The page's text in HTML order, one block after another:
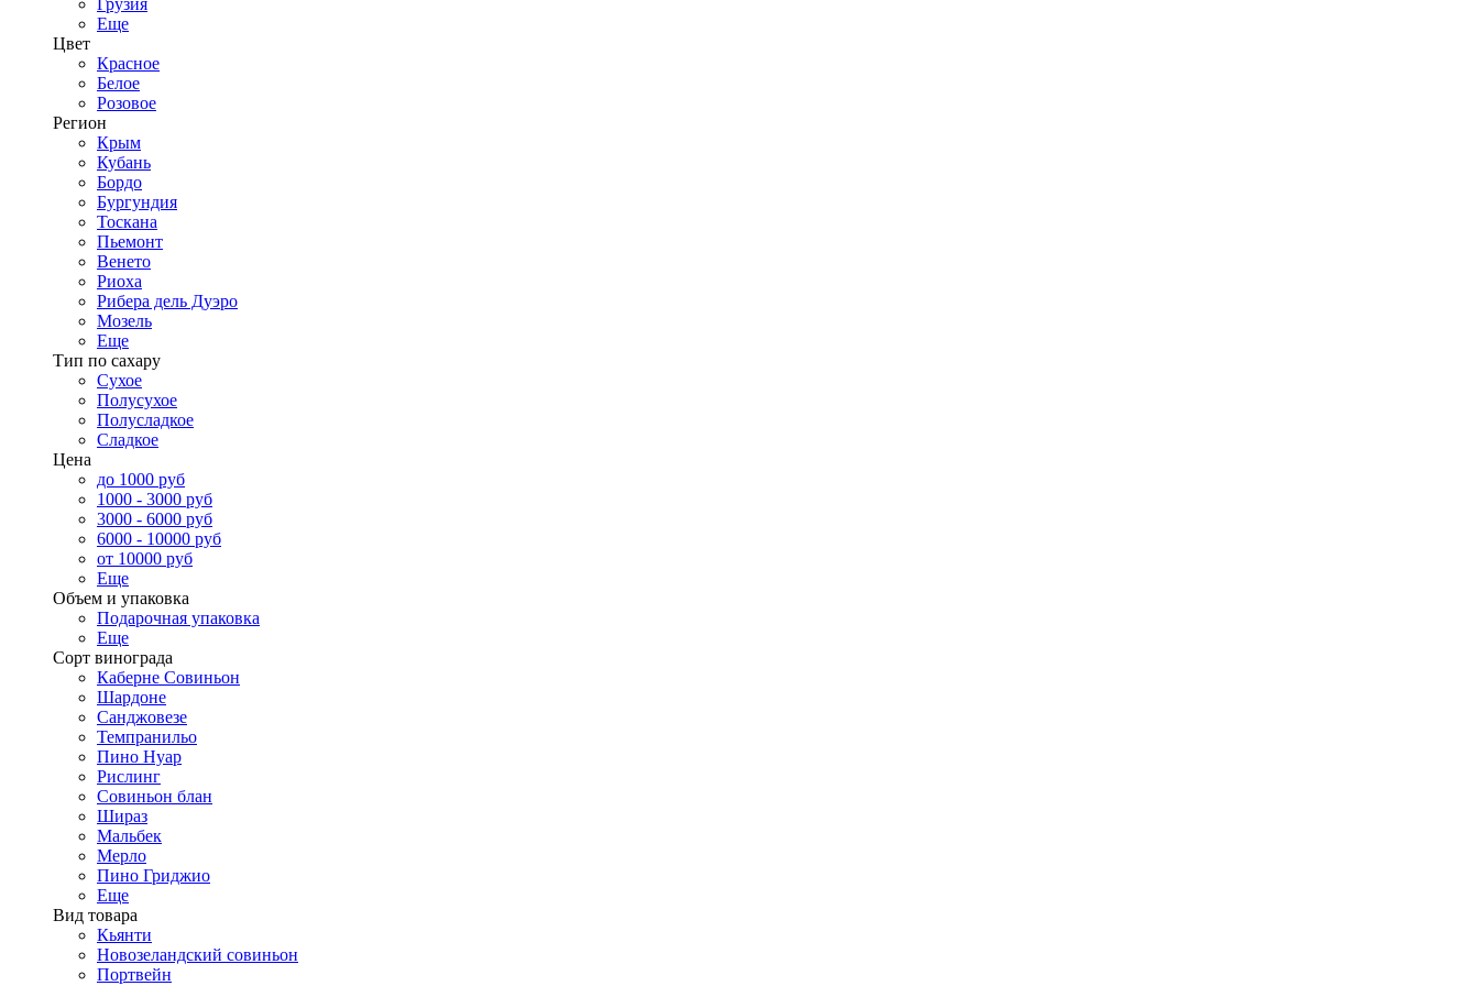
Грузия
Еще
Цвет
Красное
Белое
Розовое
Регион
Крым
Кубань
Бордо
Бургундия
Тоскана
Пьемонт
Венето
Риоха
Рибера дель Дуэро
Мозель
Еще
Тип по сахару
Сухое
Полусухое
Полусладкое
Сладкое
Цена
до 1000 руб
1000 - 3000 руб
3000 - 6000 руб
6000 - 10000 руб
от 10000 руб
Еще
Объем и упаковка
Подарочная упаковка
Еще
Сорт винограда
Каберне Совиньон
Шардоне
Санджовезе
Темпранильо
Пино Нуар
Рислинг
Совиньон блан
Шираз
Мальбек
Мерло
Пино Гриджио
Еще
Вид товара
Кьянти
Новозеландский совиньон
Портвейн